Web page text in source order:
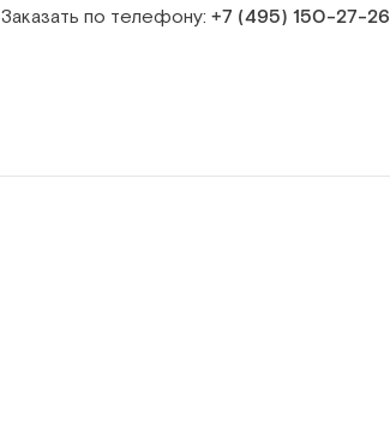
Заказать по телефону: +7 (495) 150‑27‑26